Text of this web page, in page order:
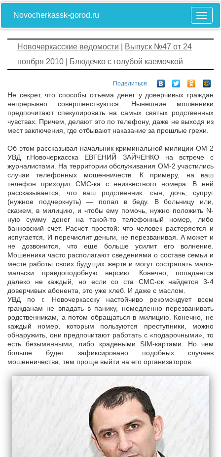
Novocherkassk-gorod.ru
Новочеркасские ведомости
Выпуск №47 от 24
ноября 2010 | Блюдечко с голубой каемочкой
Поделиться
Не секрет, что способы отъема денег у доверчивых граждан
непрерывно совершенствуются. Нынешние мошенники
предпочитают спекулировать на самых святых родственных
чувствах. Причем, делают это по телефону, даже не выходя из
мест заключения, где отбывают наказание за прошлые грехи.
Об этом рассказывал начальник криминальной милиции ОМ-2
УВД г.Новочеркасска ЕВГЕНИЙ ЗАЙЧЕНКО на встрече с
журналистами. На территории обслуживания ОМ-2 участились
случаи телефонных мошенничеств. К примеру, на ваш
телефон приходит СМС-ка с неизвестного номера. В ней
рассказывается, что ваш родственник: сын, дочь, супруг
(нужное подчеркнуть) — попал в беду. В больницу или,
скажем, в милицию, и чтобы ему помочь, нужно положить N-
ную сумму денег на такой-то телефонный номер, либо
банковский счет. Расчет простой: что человек растеряется и
испугается. И перечислит деньги, не перезванивая. А может и
не дозвонится, что еще больше усилит его волнение.
Мошенники часто располагают сведениями о составе семьи и
месте работы своих будущих жертв и могут состряпать мало-
мальски правдоподобную версию. Конечно, попадается
далеко не каждый, но если со ста СМС-ок найдется 3-4
доверчивых абонента, это уже хлеб. И даже с маслом.
УВД по г. Новочеркасску настойчиво рекомендует всем
гражданам не впадать в панику, немедленно перезванивать
родственникам, а потом обращаться в милицию. Конечно, не
каждый номер, которым пользуются преступники, можно
обнаружить, они предпочитают работать с «подарочными», то
есть безымянными, либо крадеными SIM-картами. Но чем
больше будет зафиксировано подобных случаев
мошенничества, тем проще выйти на его организаторов.